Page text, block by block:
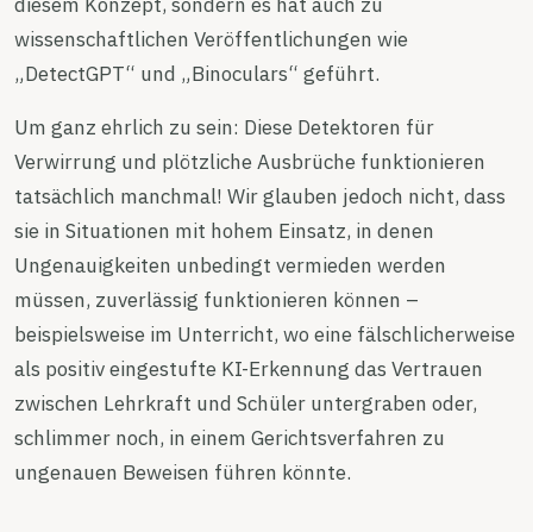
wissenschaftlichen Veröffentlichungen wie
„DetectGPT“ und „Binoculars“ geführt.
Um ganz ehrlich zu sein: Diese Detektoren für
Verwirrung und plötzliche Ausbrüche funktionieren
tatsächlich manchmal! Wir glauben jedoch nicht, dass
sie in Situationen mit hohem Einsatz, in denen
Ungenauigkeiten unbedingt vermieden werden
müssen, zuverlässig funktionieren können –
beispielsweise im Unterricht, wo eine fälschlicherweise
als positiv eingestufte KI-Erkennung das Vertrauen
zwischen Lehrkraft und Schüler untergraben oder,
schlimmer noch, in einem Gerichtsverfahren zu
ungenauen Beweisen führen könnte.